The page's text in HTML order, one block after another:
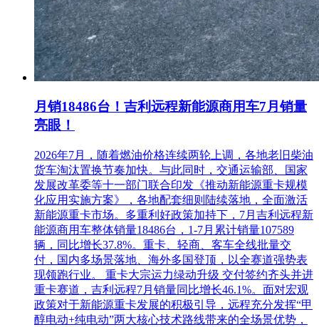
月销18486台！吉利远程新能源商用车7月销量
亮眼！
2026年7月，随着燃油价格连续两轮上调，各地老旧柴油
货车淘汰置换节奏加快。与此同时，交通运输部、国家
发展改革委等十一部门联合印发《推动新能源重卡规模
化应用实施方案》，各地配套细则陆续落地，全面激活
新能源重卡市场。多重利好政策加持下，7月吉利远程新
能源商用车整体销量18486台，1-7月累计销量107589
辆，同比增长37.8%。重卡、轻商、客车全线批量交
付，国内多场景落地、海外多国登顶，以全赛道强势表
现领跑行业。 重卡大宗运力绿动升级 交付签约齐头并进
重卡赛道，吉利远程7月销量同比增长46.1%。面对宏观
政策对于新能源重卡发展的积极引导，远程充分发挥“甲
醇电动+纯电动”两大核心技术路线带来的全场景优势，